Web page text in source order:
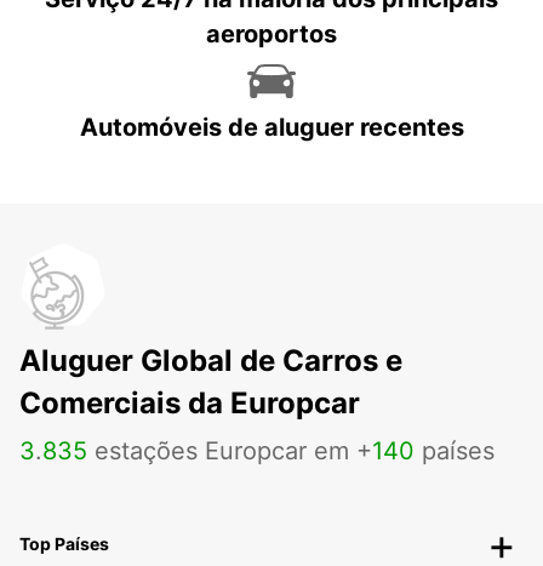
aeroportos
Automóveis de aluguer recentes
Aluguer Global de Carros e
Comerciais da Europcar
3.835 estações Europcar em +140 países
Top Países